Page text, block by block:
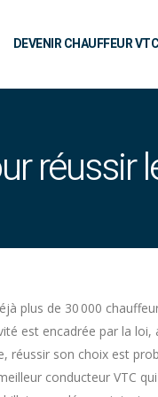
DEVENIR CHAUFFEUR VTC
réussir
plus de 30 000
est encadrée par la
réussir son choix est
conducteur VTC